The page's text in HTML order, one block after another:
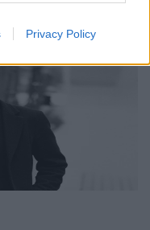
Privacy Policy